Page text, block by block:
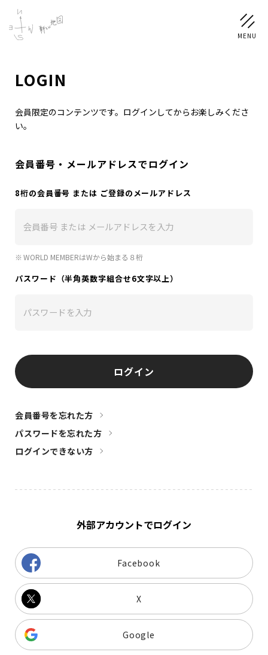
ログイン
PROFILE
DISCOGRAPHY
CHIZUSHOP
FAQ
お問い合わせ
LOGIN
会員限定のコンテンツです。ログインしてからお楽しみくださ
い。
会員番号・メールアドレスでログイン
8桁の会員番号 または ご登録のメールアドレス
WORLD MEMBERはWから始まる８桁
パスワード（半角英数字組合せ6文字以上）
ログイン
会員番号を忘れた方
パスワードを忘れた方
ログインできない方
外部アカウントでログイン
Facebook
X
Google